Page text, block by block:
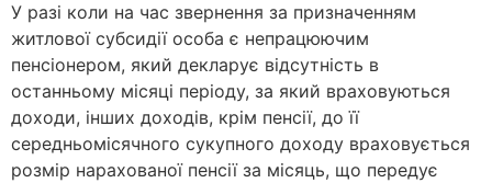
У разі коли на час звернення за призначенням
житлової субсидії особа є непрацюючим
пенсіонером, який декларує відсутність в
останньому місяці періоду, за який враховуються
доходи, інших доходів, крім пенсії, до її
середньомісячного сукупного доходу враховується
розмір нарахованої пенсії за місяць, що передує